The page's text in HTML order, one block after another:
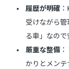
履歴が明確
受けながら
る車」なので
厳重な整備
かりとメンテ